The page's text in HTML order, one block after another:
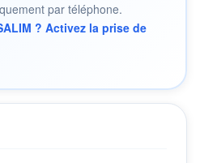
par téléphone.
? Activez la prise de